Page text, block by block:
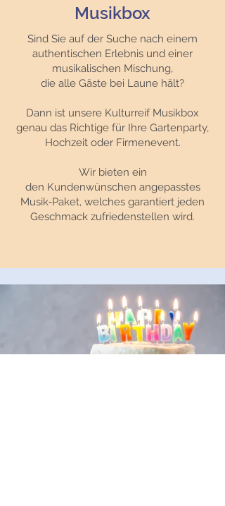
Musikbox
​Sind Sie auf der Suche nach einem
authentischen Erlebnis und einer
musikalischen Mischung,
die alle Gäste bei Laune hält?
Dann ist unsere Kulturreif Musikbox
genau das Richtige für Ihre Gartenparty,
Hochzeit oder Firmenevent.
Wir bieten ein
den Kundenwünschen angepasstes
Musik‑Paket, welches garantiert jeden
Geschmack zufriedenstellen wird.